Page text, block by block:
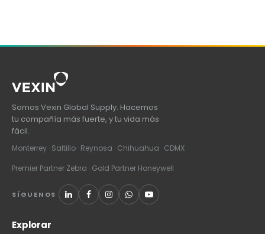
Somos Vexin Global Supply. Hacemos
tu compañía más fuerte, y tu vida más
fácil.
Monterrey · Saltillo · Reynosa · Chihuahua · CDMX
Premier Partner Zebra · Gold Partner Honeywell
SÍGUENOS
Explorar